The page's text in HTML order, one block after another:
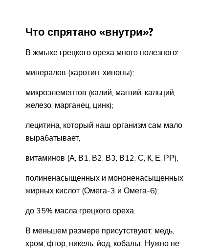
Что спрятано «внутри»?
В жмыхе грецкого ореха много полезного:
минералов (каротин, хиноны);
микроэлементов (калий, магний, кальций,
железо, марганец, цинк);
лецитина, который наш организм сам мало
вырабатывает;
витаминов (А, В1, В2, В3, В12, С, К, Е, РР);
полиненасыщенных и мононенасыщенных
жирных кислот (Омега-3 и Омега-6);
до 35% масла грецкого ореха.
В меньшем размере присутствуют: медь,
хром, фтор, никель, йод, кобальт. Нужно не